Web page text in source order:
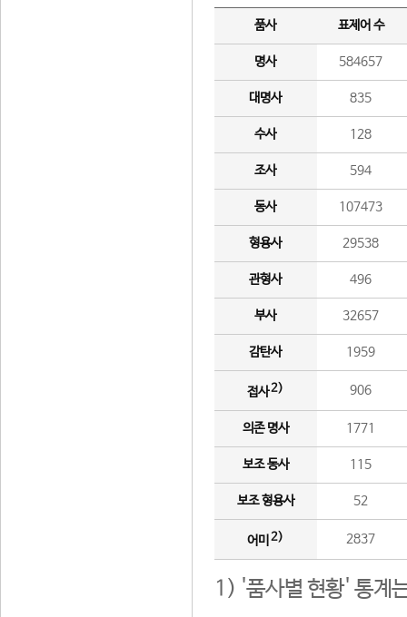
품사 표제어 수
명사 584657
대명사 835
수사 128
조사 594
동사 107473
형용사 29538
관형사 496
부사 32657
감탄사 1959
접사2) 906
의존 명사 1771
보조 동사 115
보조 형용사 52
어미 2) 2837
1) '품사별 현황' 통계